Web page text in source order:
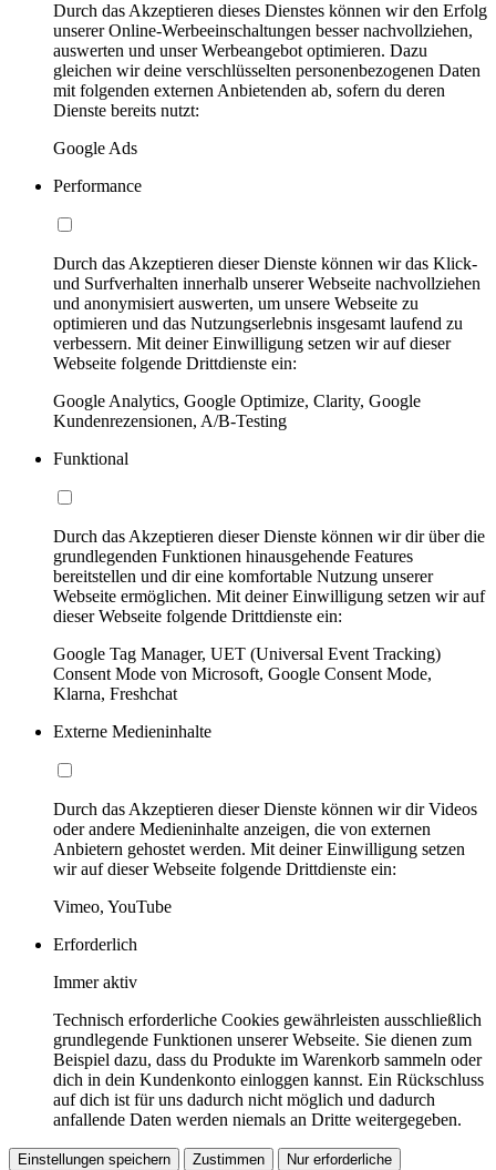
Durch das Akzeptieren dieses Dienstes können wir den Erfolg
unserer Online-Werbeeinschaltungen besser nachvollziehen,
auswerten und unser Werbeangebot optimieren. Dazu
gleichen wir deine verschlüsselten personenbezogenen Daten
mit folgenden externen Anbietenden ab, sofern du deren
Dienste bereits nutzt:
Google Ads
Performance
Durch das Akzeptieren dieser Dienste können wir das Klick-
und Surfverhalten innerhalb unserer Webseite nachvollziehen
und anonymisiert auswerten, um unsere Webseite zu
optimieren und das Nutzungserlebnis insgesamt laufend zu
verbessern. Mit deiner Einwilligung setzen wir auf dieser
Webseite folgende Drittdienste ein:
Google Analytics, Google Optimize, Clarity, Google
Kundenrezensionen, A/B-Testing
Funktional
Durch das Akzeptieren dieser Dienste können wir dir über die
grundlegenden Funktionen hinausgehende Features
bereitstellen und dir eine komfortable Nutzung unserer
Webseite ermöglichen. Mit deiner Einwilligung setzen wir auf
dieser Webseite folgende Drittdienste ein:
Google Tag Manager, UET (Universal Event Tracking)
Consent Mode von Microsoft, Google Consent Mode,
Klarna, Freshchat
Externe Medieninhalte
Durch das Akzeptieren dieser Dienste können wir dir Videos
oder andere Medieninhalte anzeigen, die von externen
Anbietern gehostet werden. Mit deiner Einwilligung setzen
wir auf dieser Webseite folgende Drittdienste ein:
Vimeo, YouTube
Erforderlich
Immer aktiv
Technisch erforderliche Cookies gewährleisten ausschließlich
grundlegende Funktionen unserer Webseite. Sie dienen zum
Beispiel dazu, dass du Produkte im Warenkorb sammeln oder
dich in dein Kundenkonto einloggen kannst. Ein Rückschluss
auf dich ist für uns dadurch nicht möglich und dadurch
anfallende Daten werden niemals an Dritte weitergegeben.
Einstellungen speichern Zustimmen Nur erforderliche